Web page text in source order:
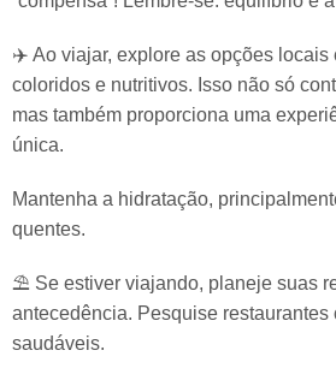
✈️ Ao viajar, explore as opções locais
coloridos e nutritivos. Isso não só
mas também proporciona uma
única.
Mantenha a hidratação,
quentes.
⛱️ Se estiver viajando, planeje suas
antecedência. Pesquise restaurantes
saudáveis.